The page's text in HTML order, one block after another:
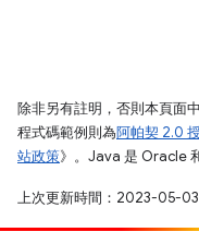
除非另有註明，否則本頁面
程式碼範例則為阿帕契 2.0
站政策》。Java 是 Oracle
上次更新時間：2023-05-03